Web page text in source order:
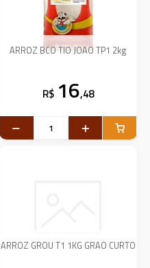
ARROZ BCO TIO JOAO TP1 2kg
R$ 16,48
ARROZ GROU T1 1KG GRAO CURTO